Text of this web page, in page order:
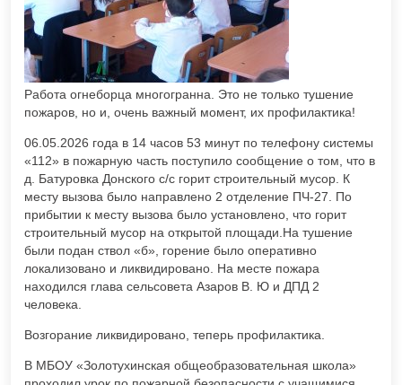
Работа огнеборца многогранна. Это не только тушение
пожаров, но и, очень важный момент, их профилактика!
06.05.2026 года в 14 часов 53 минут по телефону системы
«112» в пожарную часть поступило сообщение о том, что в
д. Батуровка Донского с/с горит строительный мусор. К
месту вызова было направлено 2 отделение ПЧ-27. По
прибытии к месту вызова было установлено, что горит
строительный мусор на открытой площади.На тушение
были подан ствол «б», горение было оперативно
локализовано и ликвидировано. На месте пожара
находился глава сельсовета Азаров В. Ю и ДПД 2
человека.
Возгорание ликвидировано, теперь профилактика.
В МБОУ «Золотухинская общеобразовательная школа»